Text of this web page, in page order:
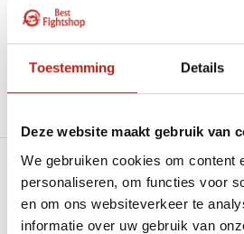
Toestemming Details
Deze website maakt gebruik van
We gebruiken cookies om content
personaliseren, om functies voor
en om ons websiteverkeer te
informatie over uw gebruik van
materiaal.”
Beschikbaar in de volgende
Heb je een vraag over dit
Stel je vraag in de Chat voor een